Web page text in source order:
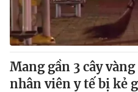
Mang gần 3 cây
nhân viên y tế bị kẻ